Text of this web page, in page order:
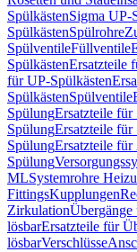
SpülkästenSigma UP-
SpülkästenSpülrohre
SpülventileFüllventile
SpülkästenErsatzteile
für UP-Spülkästen
SpülkästenSpülventile
SpülungErsatzteile
SpülungErsatzteile
SpülungErsatzteile für
Spülung
MLSystemrohre
FittingsKupplungen
ZirkulationÜbergänge
lösbarErsatzteile für
lösbarVerschlüsse